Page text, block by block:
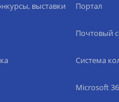
выставки Портал
Почтовый
Система
Microsoft